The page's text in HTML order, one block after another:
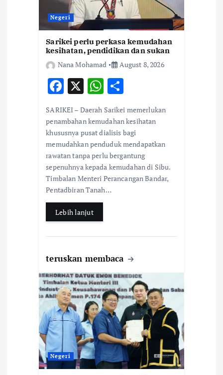
Negeri
Sarikei perlu perkasa kemudahan
kesihatan, pendidikan dan sukan
Nana Mohamad
August 8, 2026
F
ac
e
b
o
o
k
X W
h
at
s
A
p
p
h
ar
e
SARIKEI – Daerah Sarikei memerlukan
penambahan kemudahan kesihatan
khususnya pusat dialisis bagi
memudahkan penduduk mendapatkan
rawatan tanpa perlu bergantung
sepenuhnya kepada kemudahan di Sibu.
Timbalan Menteri Perancangan Bandar,
Pentadbiran Tanah…
Lebih lanjut
teruskan membaca
Negeri